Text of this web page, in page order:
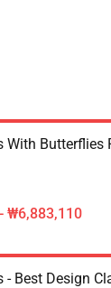
With Butterflies
₩6,883,110
- Best Design